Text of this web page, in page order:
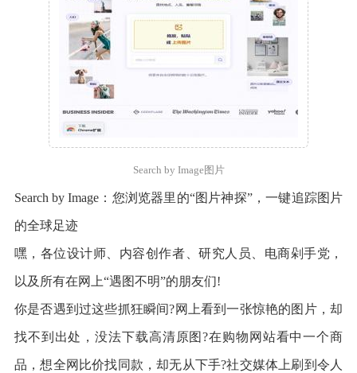
Search by Image图片
Search by Image：您浏览器里的“图片神探”，一键追踪图片
的全球足迹
嘿，各位设计师、内容创作者、研究人员、电商剁手党，
以及所有在网上“遇图不明”的朋友们!
你是否遇到过这些抓狂瞬间?网上看到一张惊艳的图片，却
找不到出处，没法下载高清原图?在购物网站看中一个商
品，想全网比价找同款，却无从下手?社交媒体上刷到令人